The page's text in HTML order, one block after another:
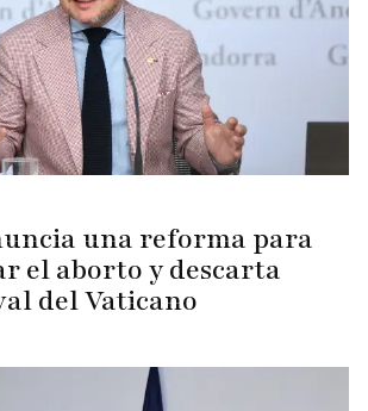
una reforma para
el aborto y descarta
del Vaticano